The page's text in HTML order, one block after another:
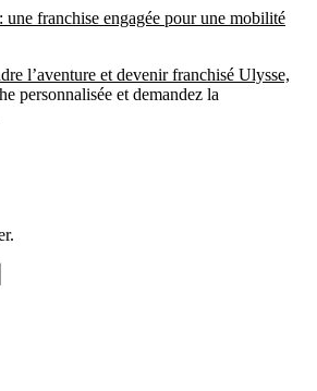
une franchise engagée pour une mobilité
l’aventure et devenir franchisé Ulysse,
personnalisée et demandez la